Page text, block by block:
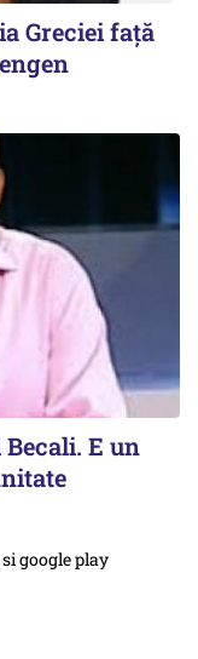
Greciei faţă
E un